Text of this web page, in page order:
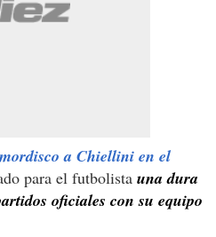
a Chiellini en el
para el futbolista una dura
oficiales con su equipo